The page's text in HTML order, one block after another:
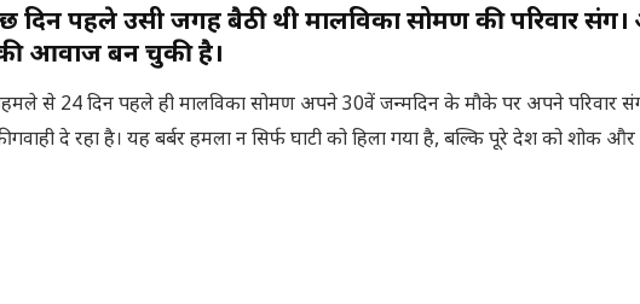
पहले उसी जगह बैठी थी मालविका सोमण की परिवार
आवाज बन चुकी है।
से 24 दिन पहले ही मालविका सोमण अपने 30वें जन्मदिन के मौके पर अपने परिवार
दे रहा है। यह बर्बर हमला न सिर्फ घाटी को हिला गया है, बल्कि पूरे देश को शोक